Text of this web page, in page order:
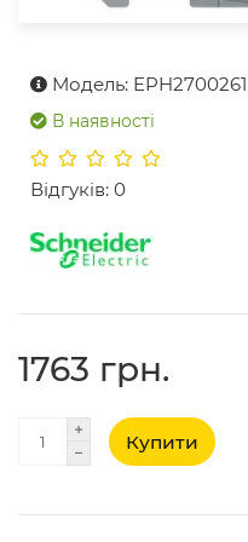
Модель: EPH2700261
В наявності
Відгуків: 0
1763 грн.
Купити